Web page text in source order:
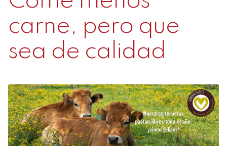
carne, pero que
sea de calidad